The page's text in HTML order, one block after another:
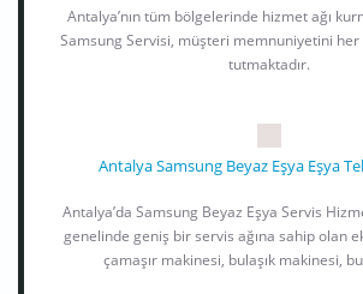
Antalya’nın tüm bölgelerinde hizmet ağı
Samsung Servisi, müşteri memnuniyetini
tutmaktadır.
Antalya Samsung Beyaz Eşya Eşya
Antalya’da Samsung Beyaz Eşya Servis
genelinde geniş bir servis ağına sahip olan
çamaşır makinesi, bulaşık makinesi,